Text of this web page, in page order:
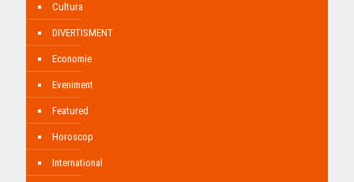
Cultura
DIVERTISMENT
Economie
Eveniment
Featured
Horoscop
International